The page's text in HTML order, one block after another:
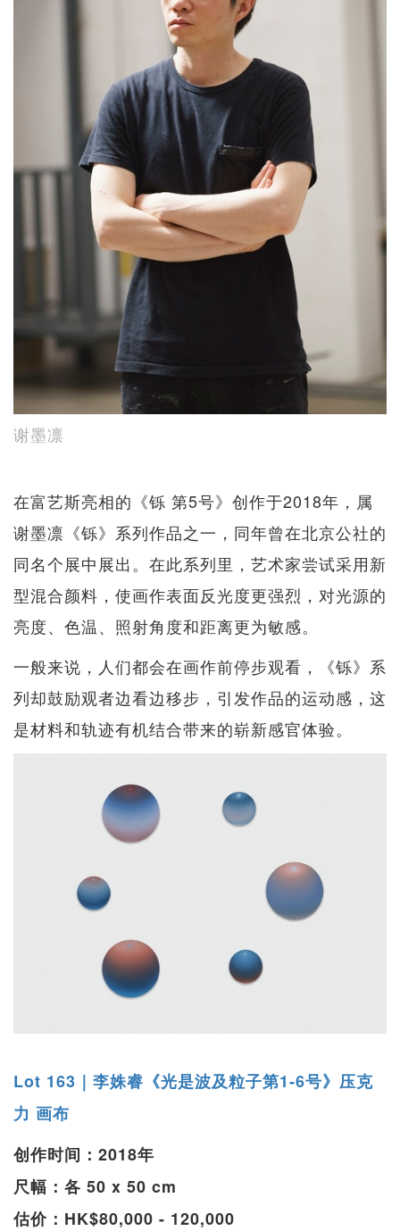
谢墨凛
在富艺斯亮相的《铄 第5号》创作于2018年，属
谢墨凛《铄》系列作品之一，同年曾在北京公社的
同名个展中展出。在此系列里，艺术家尝试采用新
型混合颜料，使画作表面反光度更强烈，对光源的
亮度、色温、照射角度和距离更为敏感。
一般来说，人们都会在画作前停步观看，《铄》系
列却鼓励观者边看边移步，引发作品的运动感，这
是材料和轨迹有机结合带来的崭新感官体验。
Lot 163｜李姝睿《光是波及粒子第1-6号》压克
力 画布
创作时间：2018年
尺幅：各 50 x 50 cm
估价：HK$80,000 - 120,000